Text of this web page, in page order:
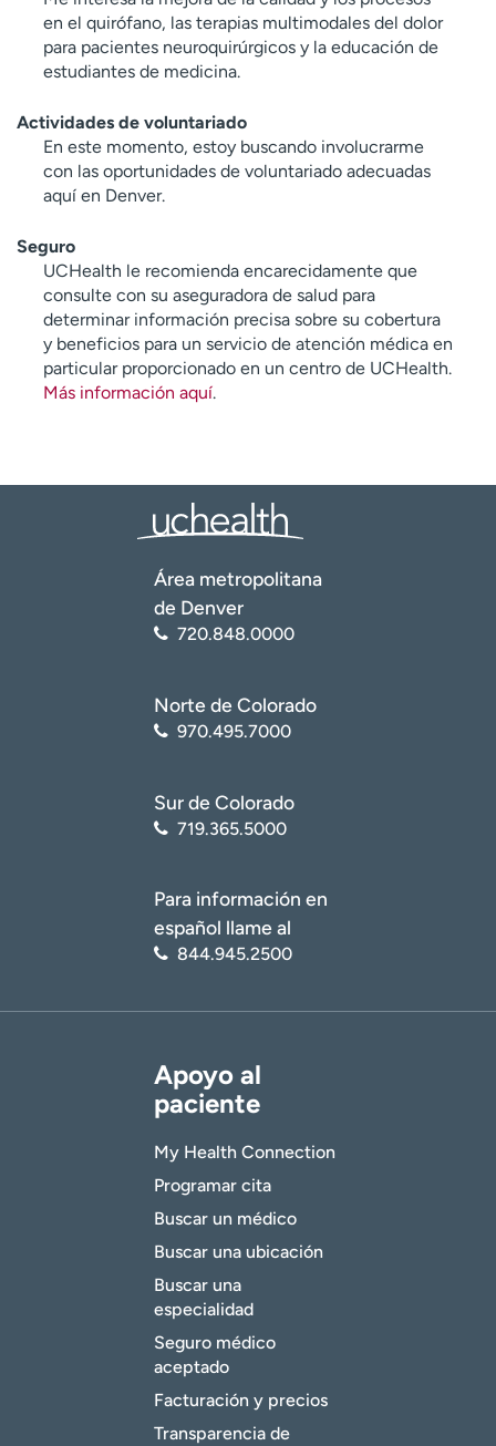
en el quirófano, las terapias multimodales del dolor
para pacientes neuroquirúrgicos y la educación de
estudiantes de medicina.
Actividades de voluntariado
En este momento, estoy buscando involucrarme
con las oportunidades de voluntariado adecuadas
aquí en Denver.
Seguro
UCHealth le recomienda encarecidamente que
consulte con su aseguradora de salud para
determinar información precisa sobre su cobertura
y beneficios para un servicio de atención médica en
particular proporcionado en un centro de UCHealth.
Más información aquí.
Área metropolitana
de Denver
720.848.0000
Norte de Colorado
970.495.7000
Sur de Colorado
719.365.5000
Para información en
español llame al
844.945.2500
Apoyo al
paciente
My Health Connection
Programar cita
Buscar un médico
Buscar una ubicación
Buscar una
especialidad
Seguro médico
aceptado
Facturación y precios
Transparencia de